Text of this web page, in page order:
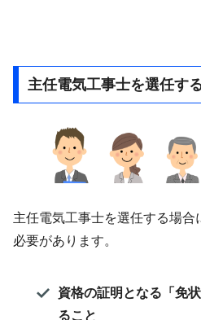
主任電気工事士を選任す
主任電気工事士を選任する場合
必要があります。
資格の証明となる「免
ること